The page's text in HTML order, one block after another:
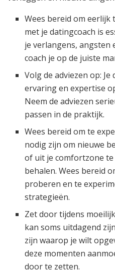
Wees bereid om eerlijk
met je datingcoach is
je verlangens, angsten
coach je op de juiste
Volg de adviezen op:
ervaring en expertise
Neem de adviezen
passen in de praktijk.
Wees bereid om te
nodig zijn om nieuwe
of uit je comfortzone
behalen. Wees bereid
proberen en te
strategieën.
Zet door tijdens
kan soms uitdagend
zijn waarop je wilt
deze momenten
door te zetten.